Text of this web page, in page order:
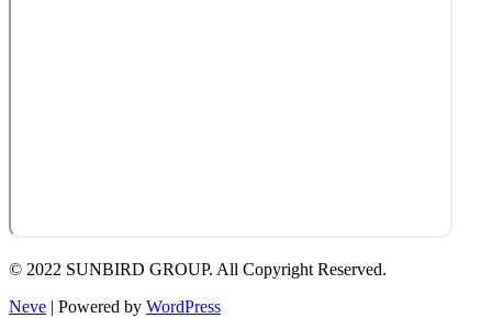
© 2022 SUNBIRD GROUP. All Copyright Reserved.
Neve | Powered by WordPress